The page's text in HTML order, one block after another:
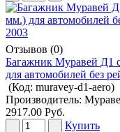
Отзывов (0)
Багажник Муравей Д1
для автомобилей без
(Код: muravey-d1-aero)
Производитель:
2917.00 Руб.
Купить